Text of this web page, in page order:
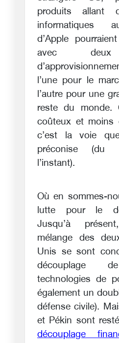
produits allant
informatiques
d’Apple
avec deux
l’une pour le
l’autre pour une
reste du monde.
coûteux et moins
c’est la voie
préconise (du
l’instant).
Où en sommes-
lutte pour le
Jusqu’à
mélange des
Unis se sont
découplage
technologies de
également un
défense civile).
et Pékin sont
découplage